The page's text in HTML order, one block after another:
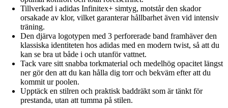
Tillverkad i adidas Infinitex+ simtyg, motstår den skador
orsakade av klor, vilket garanterar hållbarhet även vid intensiv
träning.
Den djärva logotypen med 3 perforerade band framhäver den
klassiska identiteten hos adidas med en modern twist, så att du
kan se bra ut både i och utanför vattnet.
Tack vare sitt snabba torkmaterial och medelhög opacitet längst
ner gör den att du kan hålla dig torr och bekväm efter att du
kommit ur poolen.
Upptäck en stilren och praktisk baddräkt som är tänkt för
prestanda, utan att tumma på stilen.